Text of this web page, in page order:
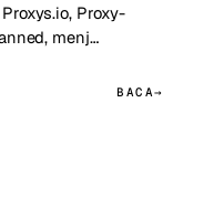
Proxy-
menj…
BACA